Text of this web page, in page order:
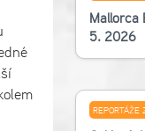
Mallorca
5. 2026
REPORTÁŽE